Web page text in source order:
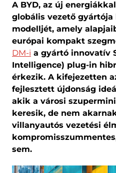
A BYD, az új
globális vezető
modelljét, amely
európai kompakt
DM-i a gyártó innovatív
Intelligence) plug-in
érkezik. A kifejezetten
fejlesztett újdonság
akik a városi
keresik, de nem
villanyautós vezetési
sem.